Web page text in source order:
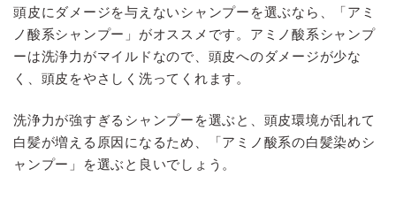
頭皮にダメージを与えないシャンプーを選ぶなら、「アミ
ノ酸系シャンプー」がオススメです。アミノ酸系シャンプ
ーは洗浄力がマイルドなので、頭皮へのダメージが少な
く、頭皮をやさしく洗ってくれます。
洗浄力が強すぎるシャンプーを選ぶと、頭皮環境が乱れて
白髪が増える原因になるため、「アミノ酸系の白髪染めシ
ャンプー」を選ぶと良いでしょう。